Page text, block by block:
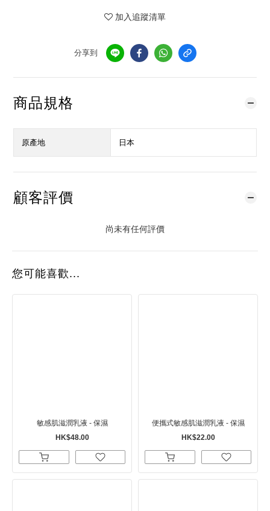
加入追蹤清單
分享到
商品規格
原產地 日本
顧客評價
尚未有任何評價
您可能喜歡...
敏感肌滋潤乳液 - 保濕
HK$48.00
便攜式敏感肌滋潤乳液 - 保濕
HK$22.00